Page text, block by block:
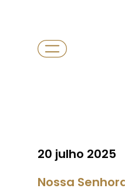
20 julho 2025
Nossa